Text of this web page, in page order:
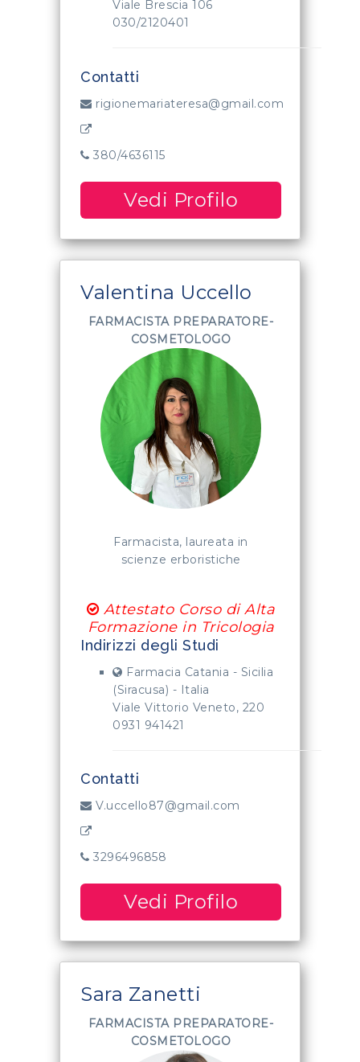
Viale Brescia 106
030/2120401
Contatti
rigionemariateresa@gmail.com
380/4636115
Vedi Profilo
Valentina Uccello
FARMACISTA PREPARATORE-
COSMETOLOGO
Farmacista, laureata in
scienze erboristiche
Attestato Corso di Alta
Formazione in Tricologia
Indirizzi degli Studi
Farmacia Catania - Sicilia
(Siracusa) - Italia
Viale Vittorio Veneto, 220
0931 941421
Contatti
V.uccello87@gmail.com
3296496858
Vedi Profilo
Sara Zanetti
FARMACISTA PREPARATORE-
COSMETOLOGO